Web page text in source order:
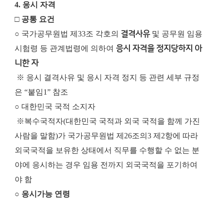
4. 응시 자격
□ 공통 요건
○ 국가공무원법 제33조 각호의 결격사유 및 공무원 임용
시험령 등 관계법령에 의하여 응시 자격을 정지당하지 아
니한 자
※ 응시 결격사유 및 응시 자격 정지 등 관련 세부 규정
은 “붙임1” 참조
○ 대한민국 국적 소지자
※복수국적자(대한민국 국적과 외국 국적을 함께 가진
사람을 말함)가 국가공무원법 제26조의3 제2항에 따라
외국국적을 보유한 상태에서 직무를 수행할 수 없는 분
야에 응시하는 경우 임용 전까지 외국국적을 포기하여
야 함
○ 응시가능 연령